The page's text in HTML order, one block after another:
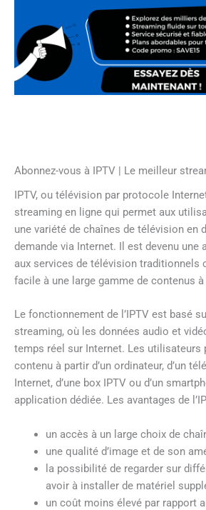
Abonnez-vous à IPTV | Le meilleur
IPTV, ou télévision par protocole
streaming en ligne qui permet aux
une variété de chaînes de télévision en
demande via Internet. Il est devenu une
aux services de télévision traditionnels
facile à une large gamme de contenus
Le fonctionnement de l’IPTV est basé
streaming, où les données audio et
temps réel sur Internet. Les utilisateurs
contenu à partir d’un ordinateur, d’un
Internet, d’une box IPTV ou d’un
application dédiée. Les avantages de
un accès à un large choix de
une qualité d’image et de son
la possibilité de regarder sur
avoir à installer de matériel
un coût moins élevé par rapport